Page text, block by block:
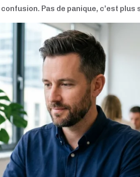
Pas de panique, c’est plus